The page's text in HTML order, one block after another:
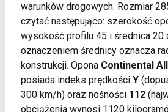
warunków drogowych. Rozmiar
czytać następująco: szerokość
wysokość profilu 45 i średnica 20
oznaczeniem średnicy oznacza
konstrukcji. Opona Continental
posiada indeks prędkości Y
300 km/h) oraz nośności 112
obciążenia wynosi 1120